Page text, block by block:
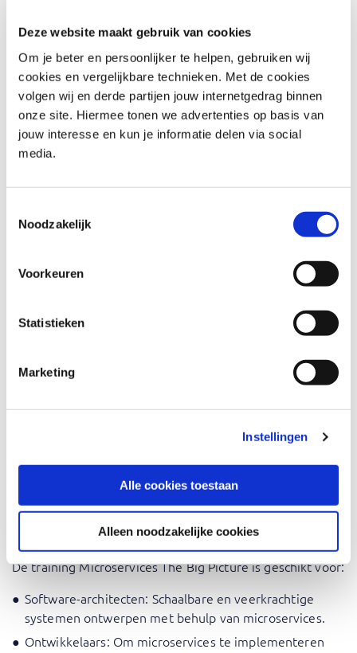
Deze website maakt gebruik van cookies
Om je beter en persoonlijker te helpen, gebruiken wij
cookies en vergelijkbare technieken. Met de cookies
volgen wij en derde partijen jouw internetgedrag binnen
onze site. Hiermee tonen we advertenties op basis van
jouw interesse en kun je informatie delen via social
media.
Noodzakelijk
Voorkeuren
Statistieken
Marketing
Instellingen
Alle cookies toestaan
Alleen noodzakelijke cookies
en begrijpen de tools en technologieën die microservices
ondersteunen, waaronder Docker en Kubernetes. Door
middel van praktische voorbeelden en discussies krijgen
deelnemers inzicht in hoe microservices schaalbaarheid,
flexibiliteit en snellere levering mogelijk maken in
moderne softwareontwikkeling.
organisaties die de schaalbaarheid, wendbaarheid en
solide basis voor het begrijpen van microservices, waarbij
toepassingen aan bod komen. Onze trainers brengen
praktijkervaring met zich mee, zodat deelnemers best
Door servicedecompositie, communicatiepatronen en
tools zoals Docker en Kubernetes te verkennen, worden
deelnemers toegerust om weloverwogen beslissingen te
nemen over het implementeren van microservices in hun
of schaalbare applicaties helemaal opnieuw wilt
ontwerpen, deze training biedt waardevolle inzichten en
Voor wie is Microservices: The
Big Picture
De training Microservices The Big Picture is geschikt voor:
Software-architecten: Schaalbare en veerkrachtige
systemen ontwerpen met behulp van microservices.
Ontwikkelaars: Om microservices te implementeren